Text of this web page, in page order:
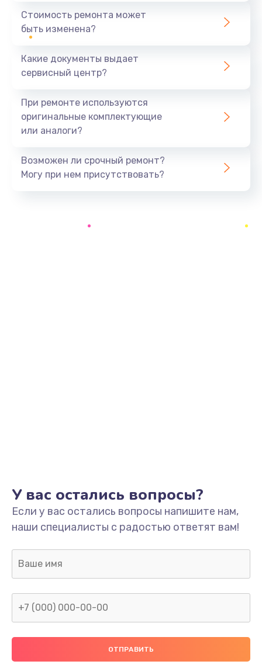
1600 руб.
Замена USB порта
Замена материнской платы
Заказать
Ремонт динамика
400 руб.
Заказать
Замена дисплея
1200 руб.
Стоимость ремонта может
быть изменена?
Какие документы выдает
сервисный центр?
При ремонте используются
оригинальные комплектующие
или аналоги?
Возможен ли срочный ремонт?
Могу при нем присутствовать?
У вас остались вопросы?
Если у вас остались вопросы напишите нам,
наши специалисты с радостью ответят вам!